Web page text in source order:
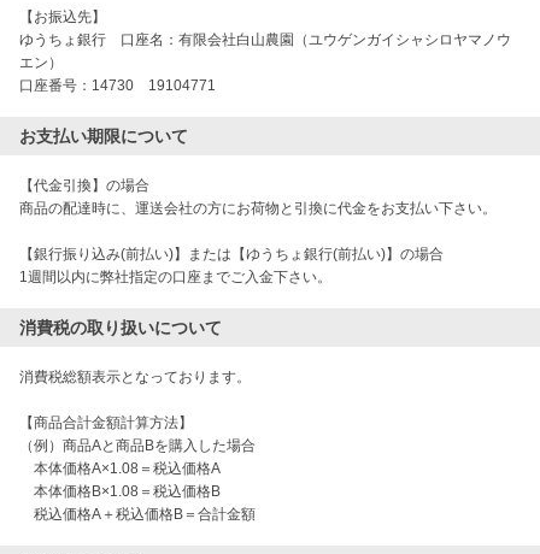
【お振込先】
ゆうちょ銀行　口座名：有限会社白山農園（ユウゲンガイシャシロヤマノウ
エン）
口座番号：14730　19104771
お支払い期限について
【代金引換】の場合
商品の配達時に、運送会社の方にお荷物と引換に代金をお支払い下さい。
【銀行振り込み(前払い)】または【ゆうちょ銀行(前払い)】の場合
1週間以内に弊社指定の口座までご入金下さい。
消費税の取り扱いについて
消費税総額表示となっております。
【商品合計金額計算方法】
（例）商品Aと商品Bを購入した場合
本体価格A×1.08＝税込価格A
本体価格B×1.08＝税込価格B
税込価格A＋税込価格B＝合計金額